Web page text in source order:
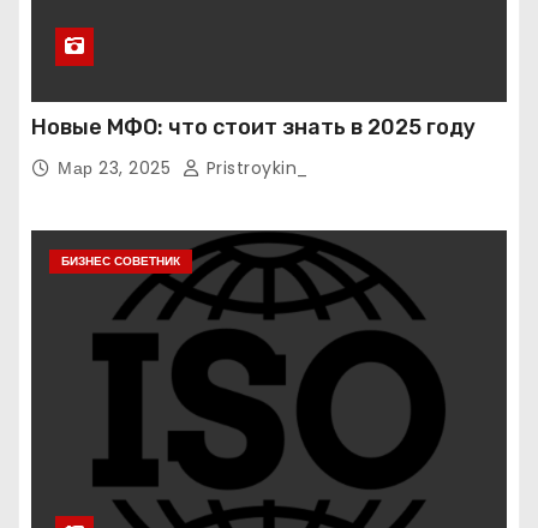
Новые МФО: что стоит знать в 2025 году
Мар 23, 2025 Pristroykin_
БИЗНЕС СОВЕТНИК